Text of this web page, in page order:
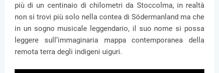
più di un centinaio di chilometri da Stoccolma, in realtà
non si trovi più solo nella contea di Södermanland ma che
in un sogno musicale leggendario, il suo nome si possa
leggere sull’immaginaria mappa contemporanea della
remota terra degli indigeni uiguri.